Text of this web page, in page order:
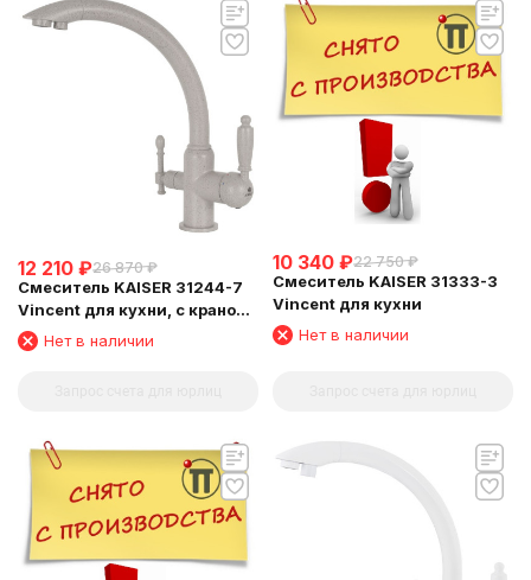
12 210 ₽26 870 ₽
Смеситель KAISER 31244-7
Vincent для кухни, с краном
для питьевой воды,
бежевый мрамор
Нет в наличии
10 340 ₽22 750 ₽
Смеситель KAISER 31333-3
Vincent для кухни
Нет в наличии